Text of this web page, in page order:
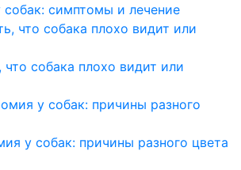
собак: симптомы и лечение
что собака плохо видит или
у собак: причины разного цвета